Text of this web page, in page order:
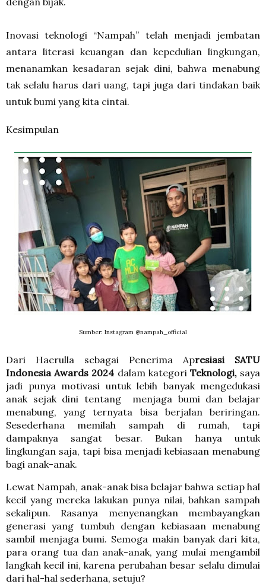
Inovasi teknologi “Nampah” telah menjadi jembatan
antara literasi keuangan dan kepedulian lingkungan,
menanamkan kesadaran sejak dini, bahwa menabung
tak selalu harus dari uang, tapi juga dari tindakan baik
untuk bumi yang kita cintai.
Kesimpulan
Sumber: Instagram @nampah_official
Dari Haerulla sebagai Penerima Apresiasi SATU
Indonesia Awards 2024 dalam kategori Teknologi, saya
jadi punya motivasi untuk lebih banyak mengedukasi
anak sejak dini tentang menjaga bumi dan belajar
menabung, yang ternyata bisa berjalan beriringan.
Sesederhana memilah sampah di rumah, tapi
dampaknya sangat besar. Bukan hanya untuk
lingkungan saja, tapi bisa menjadi kebiasaan menabung
bagi anak-anak.
Lewat Nampah, anak-anak bisa belajar bahwa setiap hal
kecil yang mereka lakukan punya nilai, bahkan sampah
sekalipun. Rasanya menyenangkan membayangkan
generasi yang tumbuh dengan kebiasaan menabung
sambil menjaga bumi. Semoga makin banyak dari kita,
para orang tua dan anak-anak, yang mulai mengambil
langkah kecil ini, karena perubahan besar selalu dimulai
dari hal-hal sederhana, setuju?